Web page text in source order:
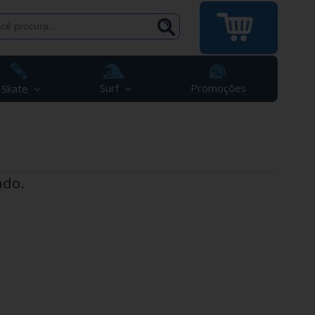
Skate Surf Promoções